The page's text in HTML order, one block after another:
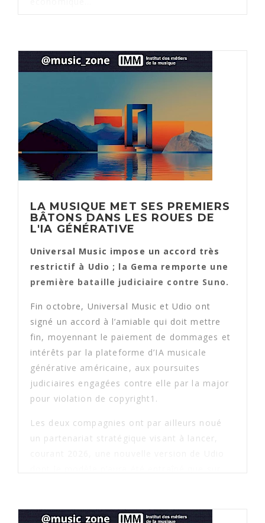
LA MUSIQUE MET SES PREMIERS
BÂTONS DANS LES ROUES DE
L'IA GÉNÉRATIVE
Universal Music impose un accord très
restrictif à Udio ; la Gema remporte une
première bataille judiciaire contre Suno.
Fin octobre, Universal Music et Udio ont
signé un accord à l’amiable qui doit mettre
fin, moyennant le paiement de dommages et
intérêts par la plateforme d’IA musicale
générative américaine, aux poursuites
judiciaires engagées contre elle par la major
pour violation de copyright1.
Les deux compagnies ont par ailleurs noué
un partenariat stratégique visant à lancer,
nombre de restrictions d’usage à ses